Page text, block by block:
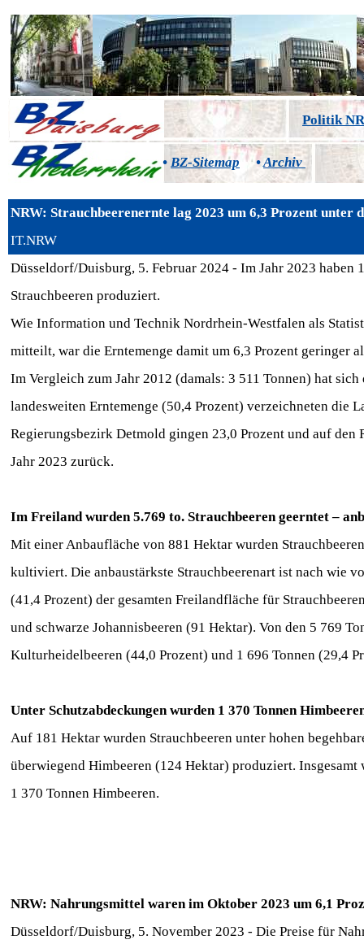
Politik
• BZ-Sitemap •Archiv
NRW: Strauchbeerenernte lag 2023 um 6,3 Prozent unter
IT.NRW
Düsseldorf/Duisburg, 5. Februar 2024 - Im Jahr 2023
Strauchbeeren produziert.
Wie Information und Technik Nordrhein-Westfalen als
mitteilt, war die Erntemenge damit um 6,3 Prozent geringer
Im Vergleich zum Jahr 2012 (damals: 3 511 Tonnen) hat
landesweiten Erntemenge (50,4 Prozent) verzeichneten
Regierungsbezirk Detmold gingen 23,0 Prozent und auf
Jahr 2023 zurück.
Im Freiland wurden 5.769 to. Strauchbeeren geerntet –
Mit einer Anbaufläche von 881 Hektar wurden
kultiviert. Die anbaustärkste Strauchbeerenart ist nach wie
(41,4 Prozent) der gesamten Freilandfläche für
und schwarze Johannisbeeren (91 Hektar). Von den 5 769
Kulturheidelbeeren (44,0 Prozent) und 1 696 Tonnen (29,4
Unter Schutzabdeckungen wurden 1 370 Tonnen
Auf 181 Hektar wurden Strauchbeeren unter hohen
überwiegend Himbeeren (124 Hektar) produziert.
1 370 Tonnen Himbeeren.
NRW: Nahrungsmittel waren im Oktober 2023 um 6,1
Düsseldorf/Duisburg, 5. November 2023 - Die Preise für